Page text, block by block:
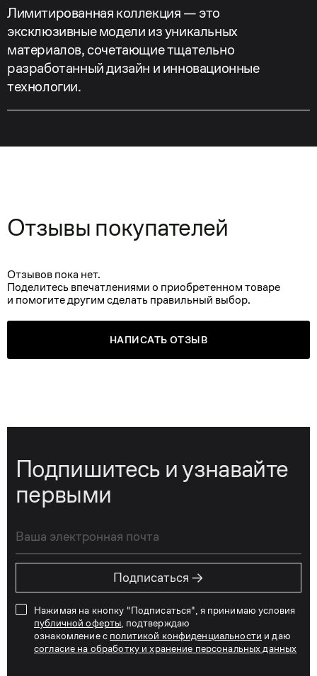
Лимитированная коллекция — это
эксклюзивные модели из уникальных
материалов, сочетающие тщательно
разработанный дизайн и инновационные
технологии.
Отзывы покупателей
Отзывов пока нет.
Поделитесь впечатлениями о приобретенном товаре
и помогите другим сделать правильный выбор.
НАПИСАТЬ ОТЗЫВ
Подпишитесь и узнавайте
первыми
Подписаться →
Нажимая на кнопку "Подписаться", я принимаю условия
публичной оферты , подтверждаю
ознакомление с политикой конфиденциальности и даю
согласие на обработку и хранение персональных данных